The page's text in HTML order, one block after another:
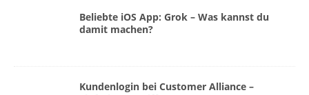
Beliebte iOS App: Grok – Was kannst du
damit machen?
Kundenlogin bei Customer Alliance –